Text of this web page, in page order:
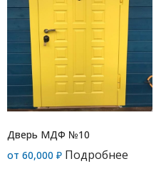
Дверь МДФ №10
от 60,000 ₽ Подробнее